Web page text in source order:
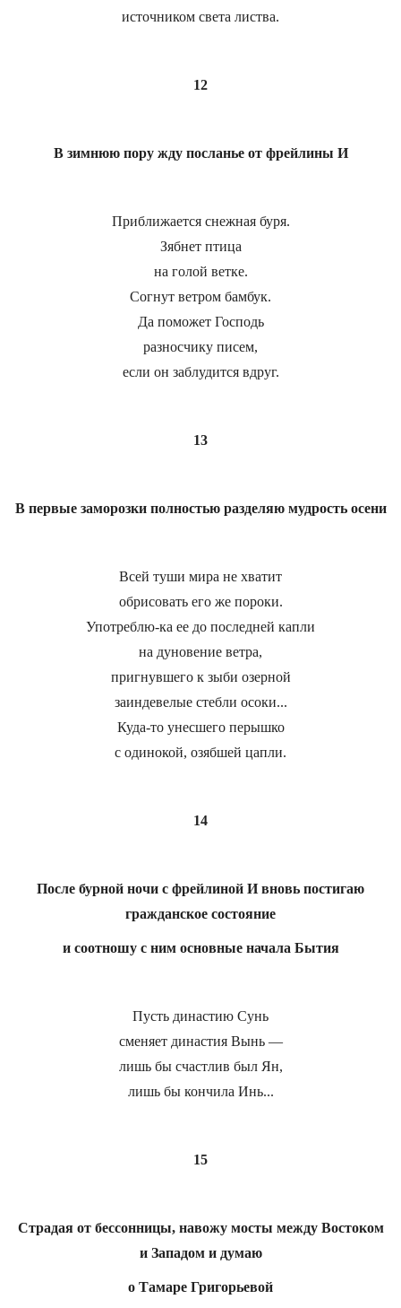
источником света листва.
12
В зимнюю пору жду посланье от фрейлины И
Приближается снежная буря.
Зябнет птица
на голой ветке.
Согнут ветром бамбук.
Да поможет Господь
разносчику писем,
если он заблудится вдруг.
13
В первые заморозки полностью разделяю мудрость осени
Всей туши мира не хватит
обрисовать его же пороки.
Употреблю-ка ее до последней капли
на дуновение ветра,
пригнувшего к зыби озерной
заиндевелые стебли осоки...
Куда-то унесшего перышко
с одинокой, озябшей цапли.
14
После бурной ночи с фрейлиной И вновь постигаю
гражданское состояние
и соотношу с ним основные начала Бытия
Пусть династию Сунь
сменяет династия Вынь —
лишь бы счастлив был Ян,
лишь бы кончила Инь...
15
Страдая от бессонницы, навожу мосты между Востоком
и Западом и думаю
о Тамаре Григорьевой